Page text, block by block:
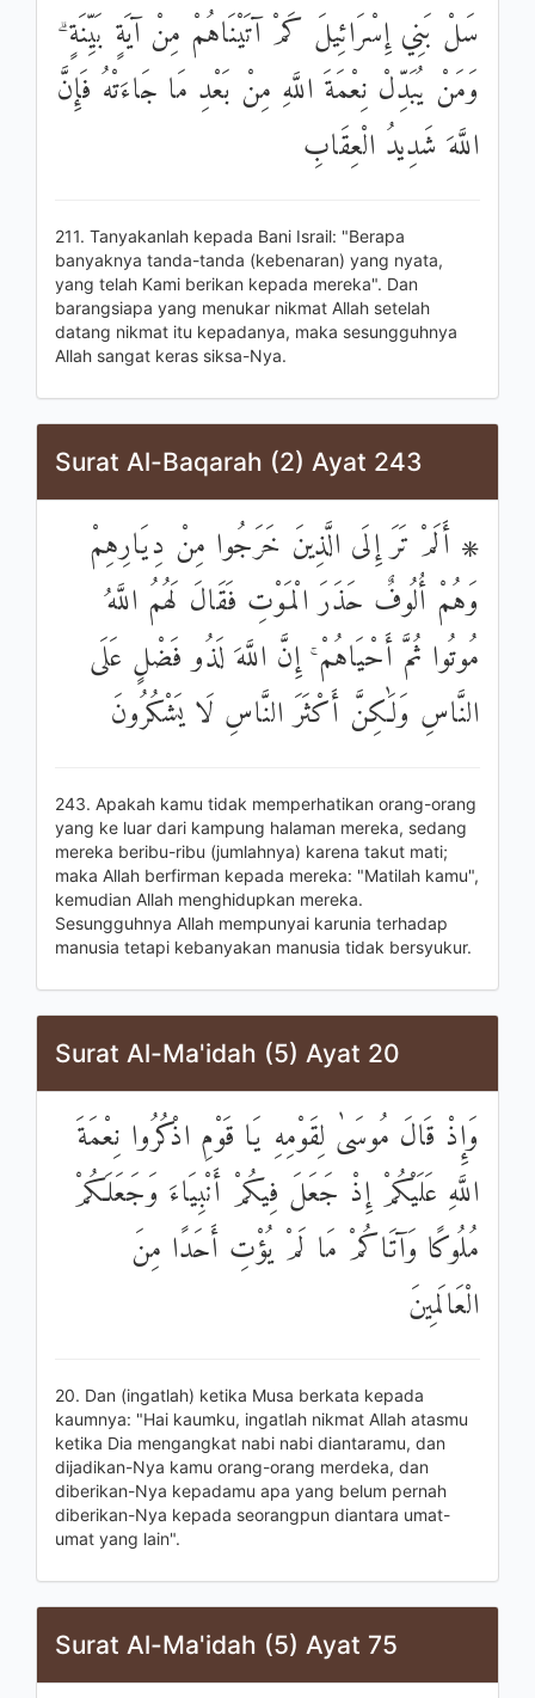
سَلْ بَنِي إِسْرَائِيلَ كَمْ آتَيْنَاهُمْ مِنْ آيَةٍ بَيِّنَةٍ ۗ
وَمَنْ يُبَدِّلْ نِعْمَةَ اللَّهِ مِنْ بَعْدِ مَا جَاءَتْهُ فَإِنَّ
اللَّهَ شَدِيدُ الْعِقَابِ
211. Tanyakanlah kepada Bani Israil: "Berapa
banyaknya tanda-tanda (kebenaran) yang nyata,
yang telah Kami berikan kepada mereka". Dan
barangsiapa yang menukar nikmat Allah setelah
datang nikmat itu kepadanya, maka sesungguhnya
Allah sangat keras siksa-Nya.
Surat Al-Baqarah (2) Ayat 243
۞ أَلَمْ تَرَ إِلَى الَّذِينَ خَرَجُوا مِنْ دِيَارِهِمْ
وَهُمْ أُلُوفٌ حَذَرَ الْمَوْتِ فَقَالَ لَهُمُ اللَّهُ
مُوتُوا ثُمَّ أَحْيَاهُمْ ۚ إِنَّ اللَّهَ لَذُو فَضْلٍ عَلَى
النَّاسِ وَلَٰكِنَّ أَكْثَرَ النَّاسِ لَا يَشْكُرُونَ
243. Apakah kamu tidak memperhatikan orang-orang
yang ke luar dari kampung halaman mereka, sedang
mereka beribu-ribu (jumlahnya) karena takut mati;
maka Allah berfirman kepada mereka: "Matilah kamu",
kemudian Allah menghidupkan mereka.
Sesungguhnya Allah mempunyai karunia terhadap
manusia tetapi kebanyakan manusia tidak bersyukur.
Surat Al-Ma'idah (5) Ayat 20
وَإِذْ قَالَ مُوسَىٰ لِقَوْمِهِ يَا قَوْمِ اذْكُرُوا نِعْمَةَ
اللَّهِ عَلَيْكُمْ إِذْ جَعَلَ فِيكُمْ أَنْبِيَاءَ وَجَعَلَكُمْ
مُلُوكًا وَآتَاكُمْ مَا لَمْ يُؤْتِ أَحَدًا مِنَ
الْعَالَمِينَ
20. Dan (ingatlah) ketika Musa berkata kepada
kaumnya: "Hai kaumku, ingatlah nikmat Allah atasmu
ketika Dia mengangkat nabi nabi diantaramu, dan
dijadikan-Nya kamu orang-orang merdeka, dan
diberikan-Nya kepadamu apa yang belum pernah
diberikan-Nya kepada seorangpun diantara umat-
umat yang lain".
Surat Al-Ma'idah (5) Ayat 75